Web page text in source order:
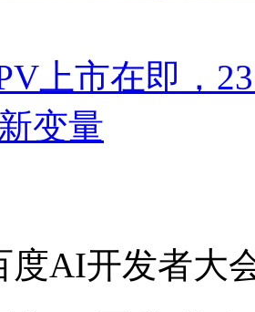
上市在即，
变量